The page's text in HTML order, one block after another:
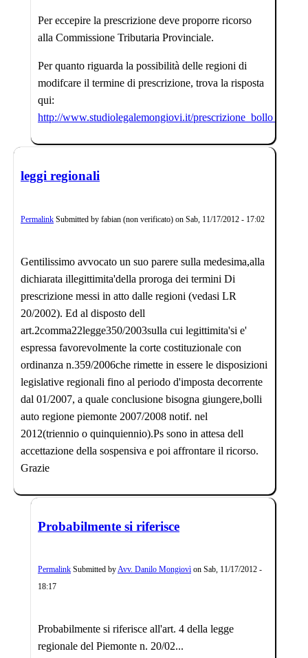
Per eccepire la prescrizione deve proporre ricorso
alla Commissione Tributaria Provinciale.
Per quanto riguarda la possibilità delle regioni di
modifcare il termine di prescrizione, trova la risposta
qui:
http://www.studiolegalemongiovi.it/
leggi regionali
Permalink Submitted by fabian (non verificato) on Sab, 11/17/2012 - 17:02
Gentilissimo avvocato un suo parere sulla medesima,alla
dichiarata illegittimita'della proroga dei termini Di
prescrizione messi in atto dalle regioni (vedasi LR
20/2002). Ed al disposto dell
art.2comma22legge350/2003sulla cui legittimita'si e'
espressa favorevolmente la corte costituzionale con
ordinanza n.359/2006che rimette in essere le disposizioni
legislative regionali fino al periodo d'imposta decorrente
dal 01/2007, a quale conclusione bisogna giungere,bolli
auto regione piemonte 2007/2008 notif. nel
2012(triennio o quinquiennio).Ps sono in attesa dell
accettazione della sospensiva e poi affrontare il ricorso.
Grazie
Probabilmente si riferisce
Permalink Submitted byAvv. Danilo Mongiovì on Sab, 11/17/2012 -
18:17
Probabilmente si riferisce all'art. 4 della legge
regionale del Piemonte n. 20/02...